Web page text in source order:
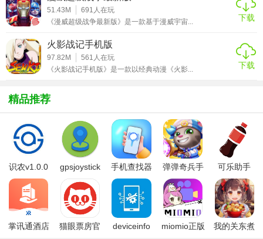
装饰品和资源加速包。
4. 跨服联赛：每周开启“天下第一武道会”，内购角色可获得初
始怒气加成等竞技优势。
【龙珠Z战谷内购版技巧】
1. 资源分配：优先培养内购角色（如超赛神悟空），其基础
2. 技能连招：利用内购角色的“瞬移反击”“气功炮连发”等专属
技能，在PVP中实现无伤连击。
3. 龙珠许愿：内购“七龙珠”道具可定向许愿（如“我要变强”提
升攻击力，“我要更多伙伴”解锁角色），建议优先选择战斗力
加成。
【龙珠Z战谷内购版推荐】
51.43M 691 人在玩
《漫威超级战争最新版》是一款基于漫威宇宙...
下载
火影战记手机版
97.82M 561 人在玩
《火影战记手机版》是一款以经典动漫《火影...
下载
精品推荐
识农v1.0.0
gpsjoystick
手机查找器
app
弹弹奇兵手
游免费版
可乐助手
5.26版本
掌讯通酒店
猫眼票房官
deviceinfo
miomio正版
我的关东煮